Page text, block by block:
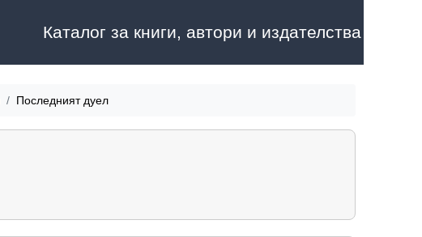
Каталог за книги, автори и издателства
Последният дуел